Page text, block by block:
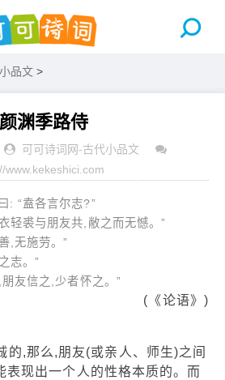
品文 >
颜渊季路侍
可可诗词网-古代小品文
www.kekeshici.com
: “盍各言尔志?”
裘与朋友共,敝之而无憾。”
施劳。”
。”
信之,少者怀之。”
(《论语》)
,那么,朋友(或亲人、师生)之间
表现出一个人的性格本质的。而